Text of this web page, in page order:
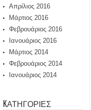
Απρίλιος 2016
Μάρτιος 2016
Φεβρουάριος 2016
Ιανουάριος 2016
Μάρτιος 2014
Φεβρουάριος 2014
Ιανουάριος 2014
KΑΤΗΓΟΡΊΕΣ